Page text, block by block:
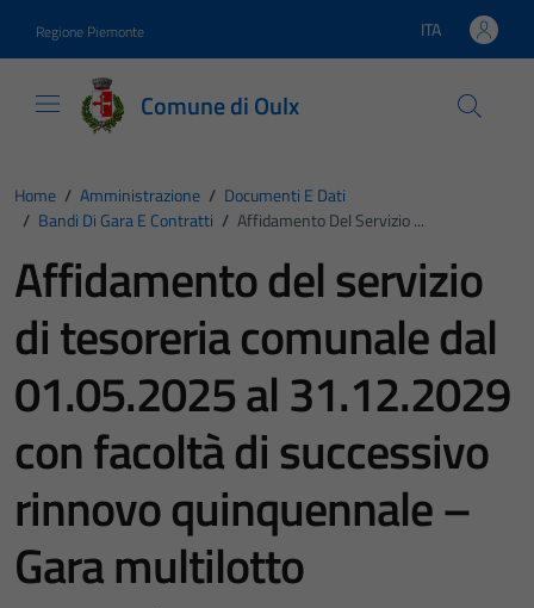
Regione Piemonte Lingua attiva:
ITA
Comune di Oulx
Home / Amministrazione / Documenti E Dati
/ Bandi Di Gara E Contratti / Affidamento Del Servizio ...
Affidamento del servizio
di tesoreria comunale dal
01.05.2025 al 31.12.2029
con facoltà di successivo
rinnovo quinquennale –
Gara multilotto